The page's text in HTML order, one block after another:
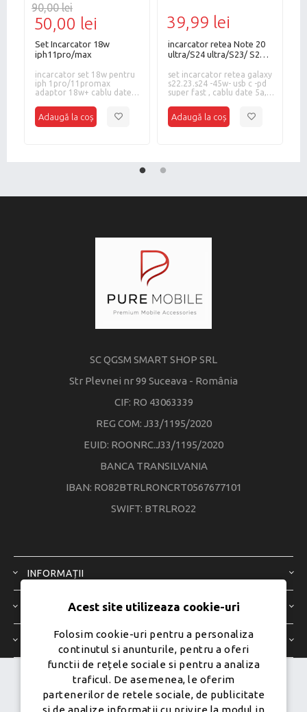
90,00 lei
50,00 lei
Set Incarcator 18w
iph11pro/max
incarcator set 18w pentru
iph 1pro/11promax
adaptor 18w+ cablu date
39,99 lei
incarcator retea Note 20
ultra/S24 ultra/S23/ S22
fast,Bulk
set incarcator retea galaxy
s22.23.s24 -45w- usb c -pd
super fast , cablu date 5a,
SC QGSM SMART SHOP SRL
Str Plevnei nr 99 Suceava - România
CIF: RO 43063339
REG COM: J33/1195/2020
EUID: ROONRC.J33/1195/2020
BANCA TRANSILVANIA
IBAN: RO82BTRLRONCRT0567677101
SWIFT: BTRLRO22
INFORMAȚII
SERVICIU CLIENȚI
CONTUL MEU
Dezvoltat de
Ecom Digital -
Powered bynopCommerce
Acest site utilizeaza cookie-uri
Folosim cookie-uri pentru a personaliza
continutul si anunturile, pentru a oferi
functii de rețele sociale si pentru a analiza
traficul. De asemenea, le oferim
partenerilor de retele sociale, de publicitate
si de analize informatii cu privire la modul in